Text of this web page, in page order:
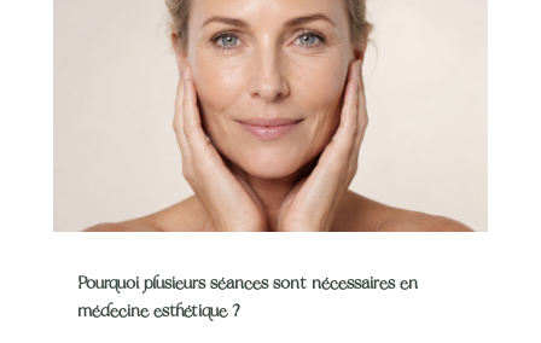
Pourquoi plusieurs séances sont nécessaires en
médecine esthétique ?